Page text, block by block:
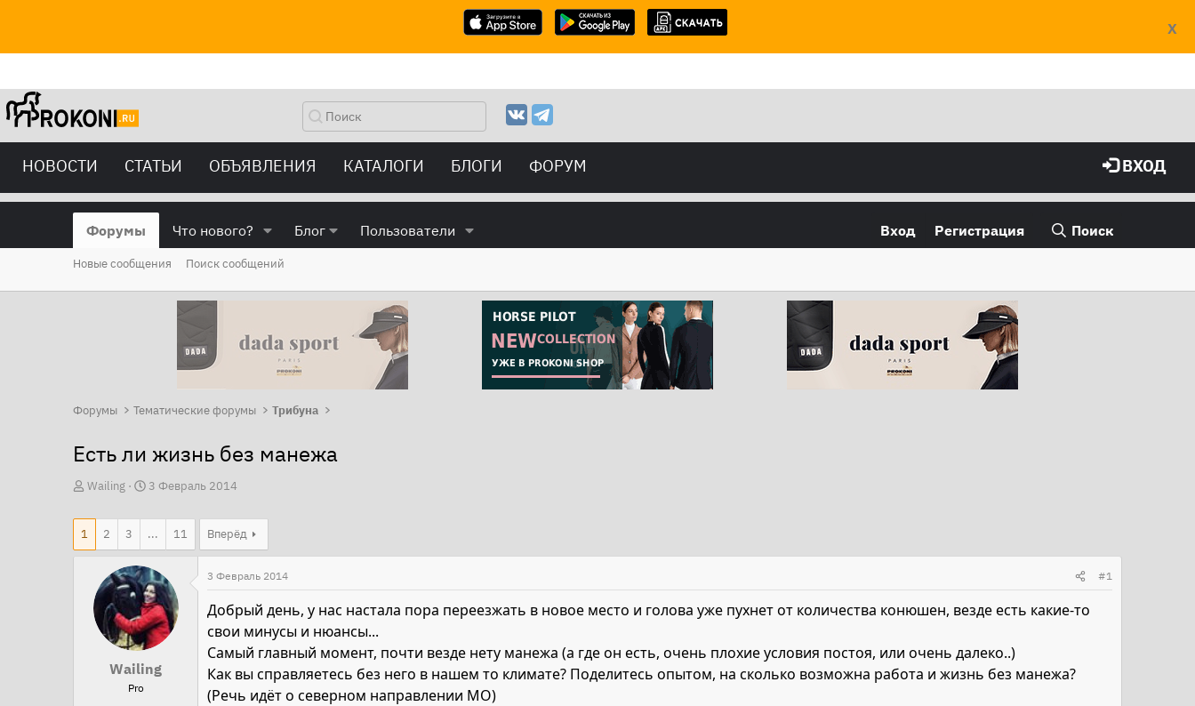
X
НОВОСТИ СТАТЬИ ОБЪЯВЛЕНИЯ КАТАЛОГИ БЛОГИ ФОРУМ ВХОД
Форумы Что нового? Блог Пользователи Вход Регистрация Поиск
Новые сообщения Поиск сообщений
Форумы Тематические форумы Трибуна
Есть ли жизнь без манежа
А
о
Wailing
Д
а
н
а
ч
а
а
3 Февраль 2014
1 2 3 ... 11 Вперёд
Wailing
Pro
3 Февраль 2014 #1
Добрый день, у нас настала пора переезжать в новое место и голова уже пухнет от количества конюшен, везде есть какие-то
свои минусы и нюансы...
Самый главный момент, почти везде нету манежа (а где он есть, очень плохие условия постоя, или очень далеко..)
Как вы справляетесь без него в нашем то климате? Поделитесь опытом, на сколько возможна работа и жизнь без манежа?
(Речь идёт о северном направлении МО)